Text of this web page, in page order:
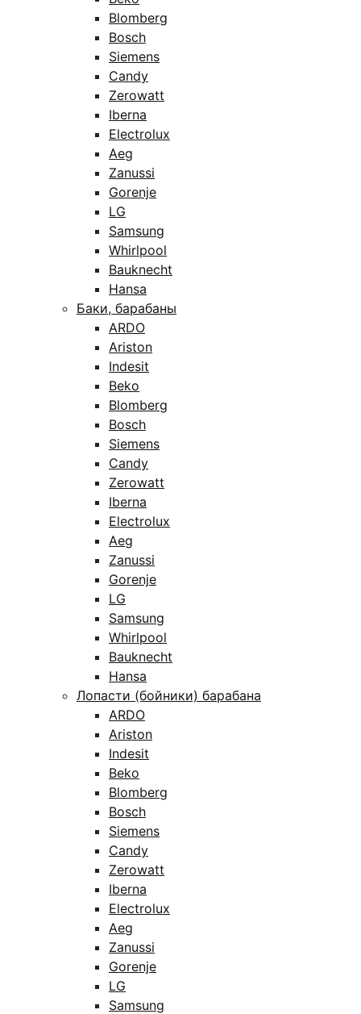
Blomberg
Bosch
Siemens
Candy
Zerowatt
Iberna
Electrolux
Aeg
Zanussi
Gorenje
LG
Samsung
Whirlpool
Bauknecht
Hansa
Баки, барабаны
ARDO
Ariston
Indesit
Beko
Blomberg
Bosch
Siemens
Candy
Zerowatt
Iberna
Electrolux
Aeg
Zanussi
Gorenje
LG
Samsung
Whirlpool
Bauknecht
Hansa
Лопасти (бойники) барабана
ARDO
Ariston
Indesit
Beko
Blomberg
Bosch
Siemens
Candy
Zerowatt
Iberna
Electrolux
Aeg
Zanussi
Gorenje
LG
Samsung